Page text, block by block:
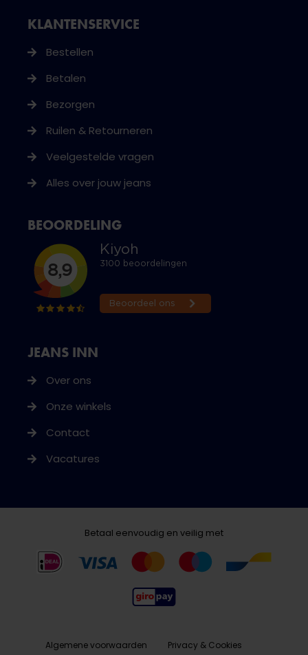
JEANS INN
Over ons
Onze winkels
Contact
Vacatures
KLANTENSERVICE
Bestellen
Betalen
Bezorgen
Ruilen & Retourneren
Veelgestelde vragen
Alles over jouw jeans
BEOORDELING
Betaal eenvoudig en veilig met
Algemene voorwaarden Privacy & Cookies